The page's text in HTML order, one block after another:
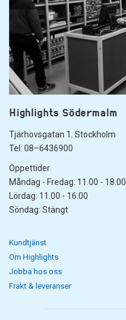
Highlights Södermalm
Tjärhovsgatan 1. Stockholm
Tel: 08–6436900
Öppettider
Måndag - Fredag: 11.00 - 18.00
Lördag: 11.00 - 16.00
Söndag: Stängt
Kundtjänst
Om Highlights
Jobba hos oss
Frakt & leveranser